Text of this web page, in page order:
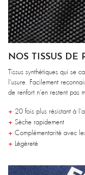
NOS TISSUS DE
Tissus synthétiques qui se
l’usure. Facilement
de renfort n’en restent pas
+ 20 fois plus résistant à
+ Sèche rapidement
+ Complémentarité avec
+ Légèreté